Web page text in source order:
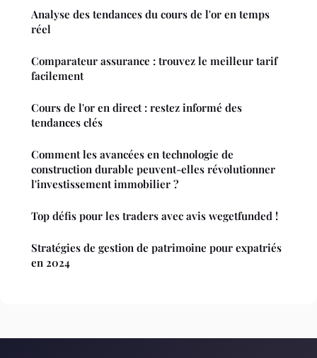
Analyse des tendances du cours de l'or en temps
réel
Comparateur assurance : trouvez le meilleur tarif
facilement
Cours de l'or en direct : restez informé des
tendances clés
Comment les avancées en technologie de
construction durable peuvent-elles révolutionner
l'investissement immobilier ?
Top défis pour les traders avec avis wegetfunded !
Stratégies de gestion de patrimoine pour expatriés
en 2024